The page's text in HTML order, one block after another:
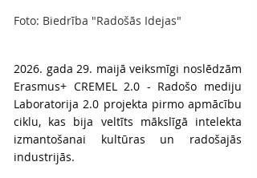
Foto: Biedrība "Radošās Idejas"
2026. gada 29. maijā veiksmīgi noslēdzām
Erasmus+ CREMEL 2.0 - Radošo mediju
Laboratorija 2.0 projekta pirmo apmācību
ciklu, kas bija veltīts mākslīgā intelekta
izmantošanai kultūras un radošajās
industrijās.